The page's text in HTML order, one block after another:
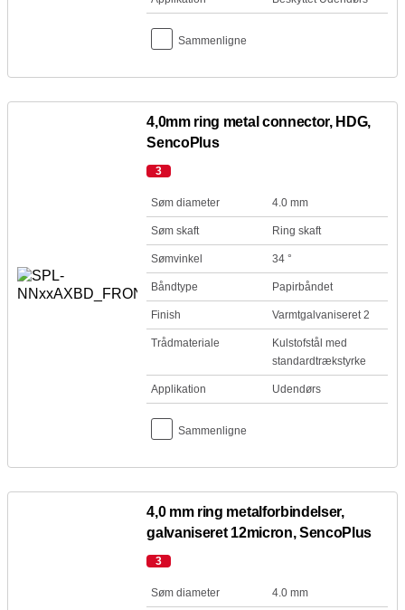
Sammenligne
4,0mm ring metal connector, HDG,
SencoPlus
3
Søm diameter 4.0 mm
Søm skaft Ring skaft
Sømvinkel 34 °
Båndtype Papirbåndet
Finish Varmtgalvaniseret 2
Trådmateriale
Kulstofstål med
standardtrækstyrke
Applikation Udendørs
Sammenligne
4,0 mm ring metalforbindelser,
galvaniseret 12micron, SencoPlus
3
Søm diameter 4.0 mm